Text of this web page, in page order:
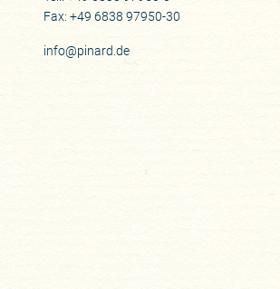
Fax: +49 6838 97950-30
info@pinard.de